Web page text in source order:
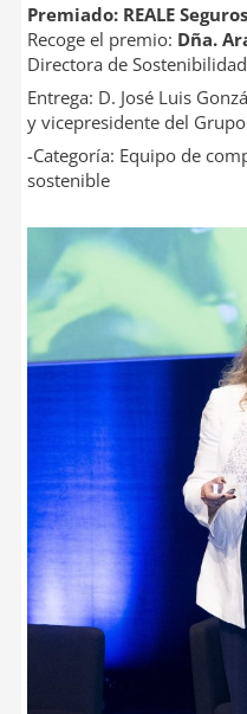
Premiado: REALE Seguros
Recoge el premio: Dña.
Directora de
Entrega: D. José Luis
y vicepresidente del
-Categoría: Equipo de
sostenible